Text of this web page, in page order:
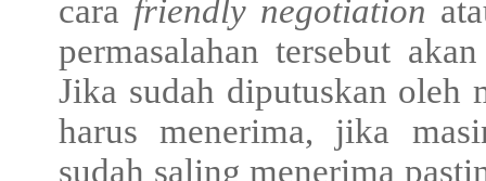
cara friendly negotiation
permasalahan tersebut
Jika sudah diputuskan oleh
harus menerima, jika
sudah saling menerima